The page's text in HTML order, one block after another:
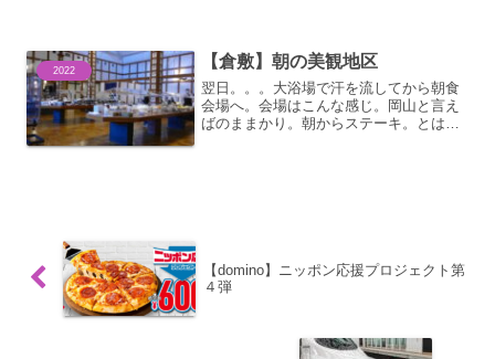
なぁと素通り。。。ルネ...
2022 【倉敷】朝の美観地区
翌日。。。大浴場で汗を流してから朝食
会場へ。会場はこんな感じ。岡山と言え
ばのままかり。朝からステーキ。とはい
【domino】ニッポン応援プロジェクト第
４弾